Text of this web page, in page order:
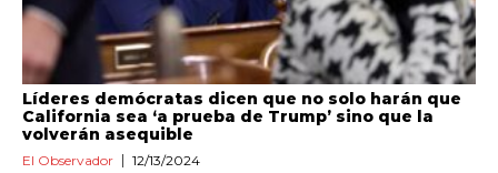
Líderes demócratas dicen que no solo harán que
California sea ‘a prueba de Trump’ sino que la
volverán asequible
El Observador 12/13/2024